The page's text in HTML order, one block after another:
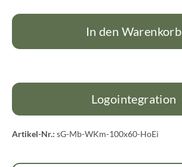
In den Warenkorb
Logointegration
Artikel-Nr.: sG-Mb-WKm-100x60-HoEi